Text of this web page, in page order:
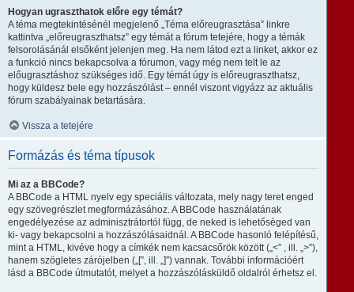
Hogyan ugraszthatok előre egy témát?
A téma megtekintésénél megjelenő „Téma előreugrasztása” linkre
kattintva „előreugraszthatsz” egy témát a fórum tetejére, hogy a témák
felsorolásánál elsőként jelenjen meg. Ha nem látod ezt a linket, akkor ez
a funkció nincs bekapcsolva a fórumon, vagy még nem telt le az
előugrasztáshoz szükséges idő. Egy témát úgy is előreugraszthatsz,
hogy küldesz bele egy hozzászólást – ennél viszont vigyázz az aktuális
fórum szabályainak betartására.
Vissza a tetejére
Formázás és téma típusok
Mi az a BBCode?
A BBCode a HTML nyelv egy speciális változata, mely nagy teret enged
egy szövegrészlet megformázásához. A BBCode használatának
engedélyezése az adminisztrátortól függ, de neked is lehetőséged van
ki- vagy bekapcsolni a hozzászólásaidnál. A BBCode hasonló felépítésű,
mint a HTML, kivéve hogy a címkék nem kacsacsőrök között („<” , ill. „>”),
hanem szögletes zárójelben („[”, ill. „]”) vannak. További információért
lásd a BBCode útmutatót, melyet a hozzászólásküldő oldalról érhetsz el.